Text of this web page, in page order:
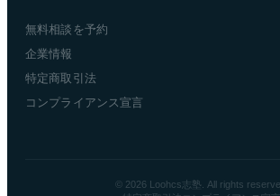
無料相談を予約
企業情報
特定商取引法
コンプライアンス宣言
© 2026 Loohcs志塾. All rights